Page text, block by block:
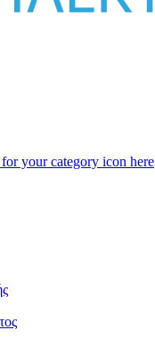
your category icon here